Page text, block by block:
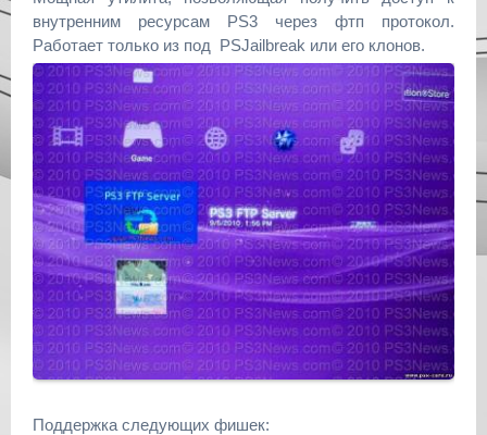
внутренним ресурсам PS3 через фтп протокол.
Работает только из под PSJailbreak или его клонов.
Поддержка следующих фишек: